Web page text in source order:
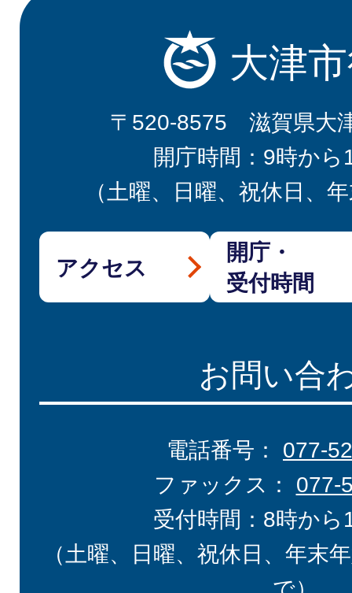
大津
〒520-8575 滋賀県大
開庁時間：9時から
（土曜、日曜、祝休日、
アクセス
開庁・
受付時間
お問い合
電話番号： 077-
ファックス： 077-
受付時間：8時から
（土曜、日曜、祝休日、年末